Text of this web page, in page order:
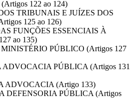
122 ao 124)
TRIBUNAIS E JUÍZES DOS
125 ao 126)
FUNÇÕES ESSENCIAIS À
ao 135)
PÚBLICO (Artigos 127
ADVOCACIA PÚBLICA (Artigos 131
ADVOCACIA (Artigo 133)
DEFENSORIA PÚBLICA (Artigos